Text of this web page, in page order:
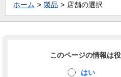
ホーム 製品 店舗の選択
このページの情報は
はい